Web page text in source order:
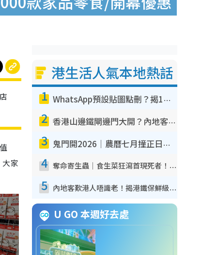
家
港生活人氣本地熱話
1 WhatsApp預設貼圖點刪？揭1招「反向操作」還原簡潔介面 附3步實測教學
2 香港山邊鐵閘邊門大開？內地客困惑意義何在！網民神回覆：呢種叫法理性防禦
3 鬼門開2026｜農曆七月撞正日全食特別邪？專家警告切忌做一事！揭4大禁忌+2招保平安
4 奪命寄生蟲｜食生菜狂瀉首現死者！疫潮惡化錄1.8萬宗病例 揭洗菜3大謬誤
5 內地客歎港人唔識老！揭港鐵保鮮級冷氣 港人求放過：咪投訴
U GO 本週好去處